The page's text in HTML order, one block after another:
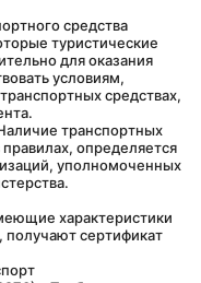
средства
для оказания
условиям,
средствах,
определяется
уполномоченных
получают сертификат